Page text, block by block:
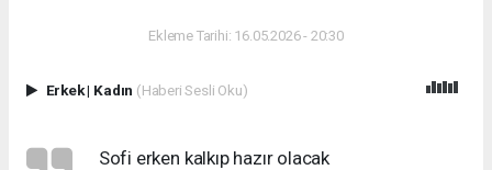
Ekleme Tarihi: 16.05.2026 - 20:30
Erkek| Kadın (Haberi Sesli Oku)
Sofi erken kalkıp hazır olacak